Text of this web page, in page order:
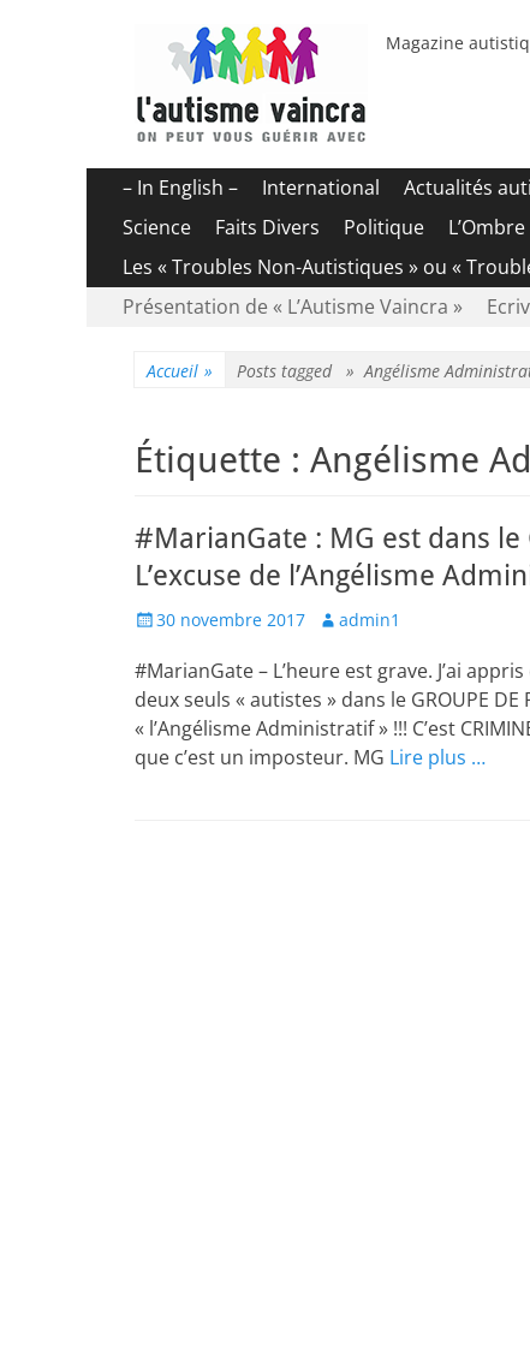
Magazine
Menu
principal
Aller
contenu
– In English – International Actualités
Science
Faits Divers Politique
Les « Troubles Non-Autistiques » ou «
Menu
Aller
Présentation de « L’Autisme Vaincra »
Accueil » Posts tagged »Angélisme
Étiquette : Angélisme
#MarianGate : MG est dans
L’excuse de l’Angélisme
Posted
30 novembre 2017 Author
admin1
#MarianGate – L’heure est grave. J’ai
deux seuls « autistes » dans le GROUPE
« l’Angélisme Administratif » !!! C’est
que c’est un imposteur. MG Lire plus …